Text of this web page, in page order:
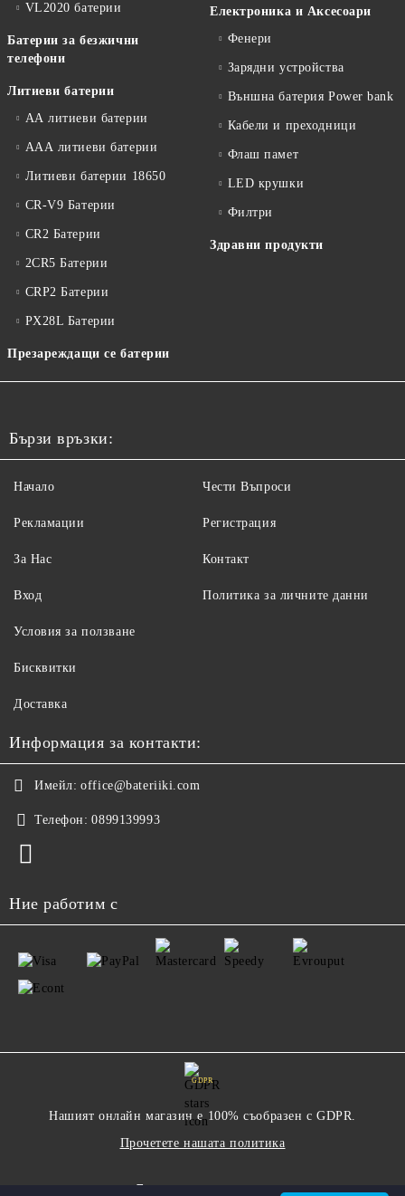
VL2020 батерии
Батерии за безжични
телефони
Литиеви батерии
АА литиеви батерии
ААА литиеви батерии
Литиеви батерии 18650
CR-V9 Батерии
CR2 Батерии
2CR5 Батерии
CRP2 Батерии
PX28L Батерии
Презареждащи се батерии
Електроника и Аксесоари
Фенери
Зарядни устройства
Външна батерия Power bank
Кабели и преходници
Флаш памет
LED крушки
Филтри
Здравни продукти
Бързи връзки:
Начало
Рекламации
За Нас
Вход
Чести Въпроси
Регистрация
Контакт
Политика за личните данни
Условия за ползване
Бисквитки
Доставка
Информация за контакти:
Имейл: office@bateriiki.com
Телефон: 0899139993
Ние работим с
GDPR
Нашият онлайн магазин е 100% съобразен с GDPR.
Прочетете нашата политика